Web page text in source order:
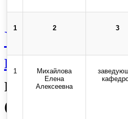
1 2 3
1
Михайлова
Елена
Алексеевна
Университет
молодой
Состав